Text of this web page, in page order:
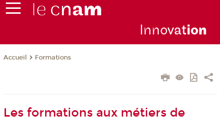
Innovation
Accueil Formations
Les formations aux métiers de